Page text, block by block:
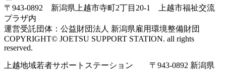
〒943-0892 新潟県上越市寺町2丁目20-1 上越市福祉交流
プラザ内
運営受託団体：公益財団法人 新潟県雇用環境整備財団
COPYRIGHT© JOETSU SUPPORT STATION. all rights
reserved.
上越地域若者サポートステーション 〒943-0892 新潟県